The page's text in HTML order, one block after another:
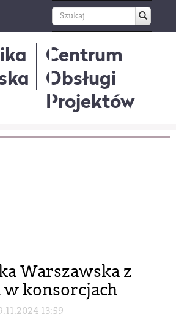
Centrum
Obsługi
Projektów
Warszawska z
w konsorcjach
13:59